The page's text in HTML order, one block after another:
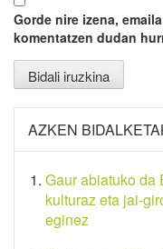
Gorde nire izena,
komentatzen dudan
AZKEN
Gaur abiatuko da
kulturaz eta jai-
eginez